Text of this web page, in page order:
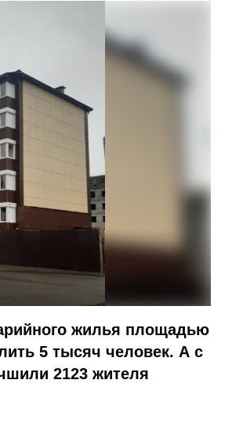
жилья площадью
5 тысяч человек. А с
2123 жителя